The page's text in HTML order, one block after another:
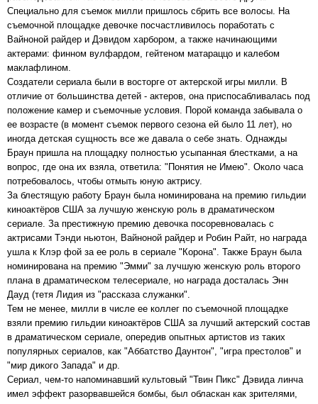
Специально для съемок милли пришлось сбрить все волосы. На
съемочной площадке девочке посчастливилось поработать с
Вайноной райдер и Дэвидом харбором, а также начинающими
актерами: финном вулфардом, гейтеном матараццо и калебом
маклафлином.
Создатели сериала были в восторге от актерской игры милли. В
отличие от большинства детей - актеров, она приспосабливалась под
положение камер и съемочные условия. Порой команда забывала о
ее возрасте (в момент съемок первого сезона ей было 11 лет), но
иногда детская сущность все же давала о себе знать. Однажды
Браун пришла на площадку полностью усыпанная блестками, а на
вопрос, где она их взяла, ответила: "Понятия не Имею". Около часа
потребовалось, чтобы отмыть юную актрису.
За блестящую работу Браун была номинирована на премию гильдии
киноактёров США за лучшую женскую роль в драматическом
сериале. За престижную премию девочка посоревновалась с
актрисами Тэнди ньютон, Вайноной райдер и Робин Райт, но награда
ушла к Клэр фой за ее роль в сериале "Корона". Также Браун была
номинирована на премию "Эмми" за лучшую женскую роль второго
плана в драматическом телесериале, но награда досталась Энн
Дауд (тетя Лидия из "рассказа служанки".
Тем не менее, милли в числе ее коллег по съемочной площадке
взяли премию гильдии киноактёров США за лучший актерский состав
в драматическом сериале, опередив опытных артистов из таких
популярных сериалов, как "Аббатство Даунтон", "игра престолов" и
"мир дикого Запада" и др.
Сериал, чем-то напоминавший культовый "Твин Пикс" Дэвида линча
имел эффект разорвавшейся бомбы, был обласкан как зрителями,